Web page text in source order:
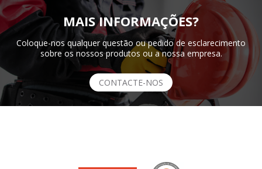
MAIS INFORMAÇÕES?
Coloque-nos qualquer questão ou pedido de esclarecimento
sobre os nossos produtos ou a nossa empresa.
CONTACTE-NOS